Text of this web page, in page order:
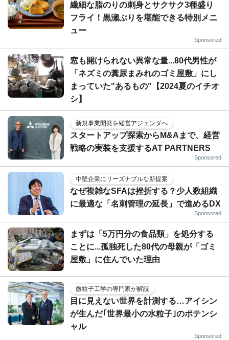
繊細な脂のりの刺身とサクサク3種盛り
フライ！黒瀬ぶりを堪能できる特別メニ
ュー
Sponsored
窓も開けられない異常な量...80代男性が
「ネズミの糞尿まみれのゴミ屋敷」にし
まっていた"あるもの"【2024夏のイチオ
シ】
新規事業開発を経営アジェンダへ
スタートアップ探索からM&Aまで、経営
戦略の実装を支援するAT PARTNERS
Sponsored
中堅企業にリーズナブルな新提案
なぜ複雑なSFAは挫折する？少人数組織
に最適な「名刺管理の延長」で進めるDX
Sponsored
まずは「5万円分の食品類」を処分する
ことに...孤独死した80代の母親が「ゴミ
屋敷」に住んでいた理由
微粒子工学の専門家が解説
目に見えない世界を計測する…アイシン
が生んだ｢世界最小の水粒子｣のポテンシ
ャル
Sponsored